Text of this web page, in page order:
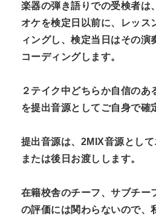
楽器の弾き語りでの受検者は
オケを検定日以前に、
レッス
ィングし、検定当日はその演
コーディングします。
２テイク中どちらか自信のあ
を提出音源としてご自身で確
提出音源は、2MIX音源とし
または後日お渡しします。
在籍校舎のチーフ、サブチー
の評価には関わらないので、